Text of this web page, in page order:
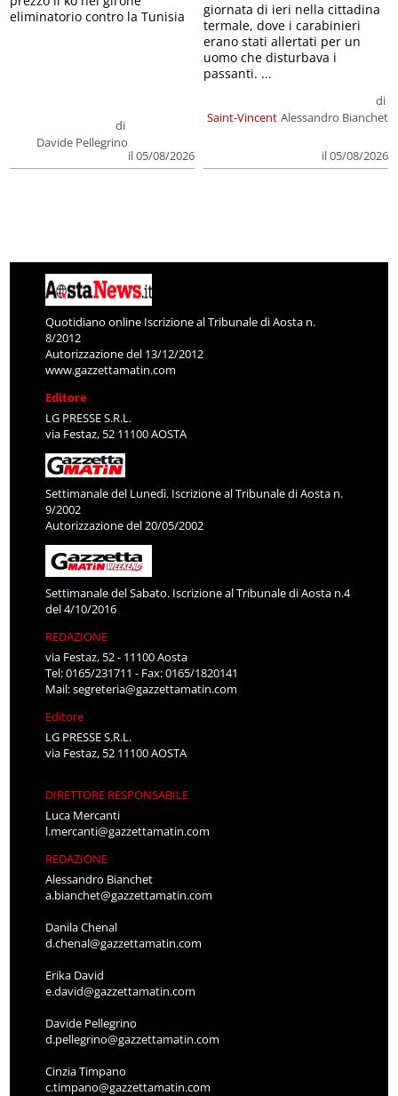
di
Davide Pellegrino
il 05/08/2026
eliminatorio contro la Tunisia
Saint-Vincent
di
Alessandro Bianchet
il 05/08/2026
giornata di ieri nella cittadina
termale, dove i carabinieri
erano stati allertati per un
uomo che disturbava i
passanti. ...
Quotidiano online Iscrizione al Tribunale di Aosta n.
8/2012
Autorizzazione del 13/12/2012
www.gazzettamatin.com
Editore
LG PRESSE S.R.L.
via Festaz, 52 11100 AOSTA
Settimanale del Lunedì. Iscrizione al Tribunale di Aosta n.
9/2002
Autorizzazione del 20/05/2002
Settimanale del Sabato. Iscrizione al Tribunale di Aosta n.4
del 4/10/2016
REDAZIONE
via Festaz, 52 - 11100 Aosta
Tel: 0165/231711 - Fax: 0165/1820141
Mail:segreteria@gazzettamatin.com
Editore
LG PRESSE S.R.L.
via Festaz, 52 11100 AOSTA
DIRETTORE RESPONSABILE
Luca Mercanti
l.mercanti@gazzettamatin.com
REDAZIONE
Alessandro Bianchet
a.bianchet@gazzettamatin.com
Danila Chenal
d.chenal@gazzettamatin.com
Erika David
e.david@gazzettamatin.com
Davide Pellegrino
d.pellegrino@gazzettamatin.com
Cinzia Timpano
c.timpano@gazzettamatin.com